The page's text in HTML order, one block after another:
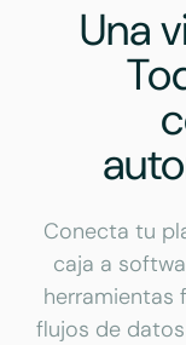
Una
Conecta tu
caja a
herramientas
flujos de